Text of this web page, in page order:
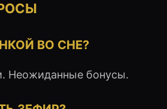
ВО СНЕ?
Неожиданные бонусы.